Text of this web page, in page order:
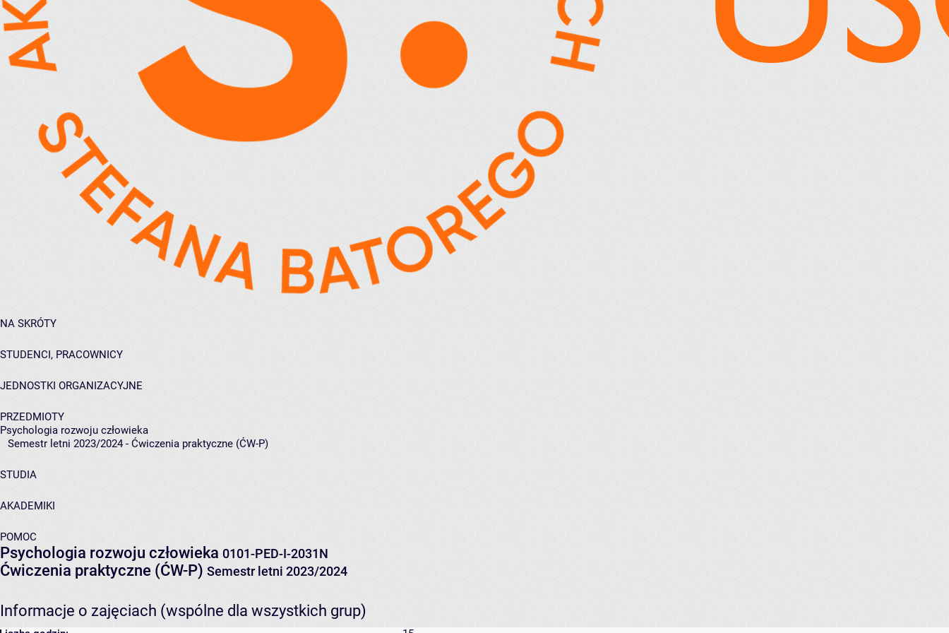
NA SKRÓTY
STUDENCI, PRACOWNICY
JEDNOSTKI ORGANIZACYJNE
PRZEDMIOTY
Psychologia rozwoju człowieka
Semestr letni 2023/2024 - Ćwiczenia praktyczne (ĆW-P)
STUDIA
AKADEMIKI
POMOC
Psychologia rozwoju człowieka 0101-PED-I-2031N
Ćwiczenia praktyczne (ĆW-P) Semestr letni 2023/2024
Informacje o zajęciach (wspólne dla wszystkich grup)